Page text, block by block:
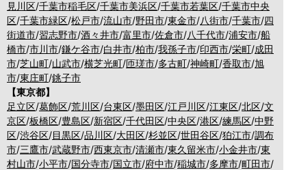
見川区/千葉市稲毛区/千葉市美浜区/千葉市若葉区/千葉市中央
区/千葉市緑区/松戸市/流山市/野田市/東金市/八街市/千葉市/四
街道市/習志野市/酒々井市/富里市/佐倉市/八千代市/浦安市/船
橋市/市川市/鎌ケ谷市/白井市/柏市/我孫子市/印西市/栄町/成田
市/芝山町/山武市/横芝光町/匝瑳市/多古町/神崎町/香取市/旭
市/東庄町/銚子市
【東京都】
足立区/葛飾区/荒川区/台東区/墨田区/江戸川区/江東区/北区/文
京区/板橋区/豊島区/新宿区/千代田区/中央区/港区/練馬区/中野
区/渋谷区/目黒区/品川区/大田区/杉並区/世田谷区/狛江市/調布
市/三鷹市/武蔵野市/西東京市/清瀬市/東久留米市/小金井市/東
村山市/小平市/国分寺市/国立市/府中市/稲城市/多摩市/町田市/